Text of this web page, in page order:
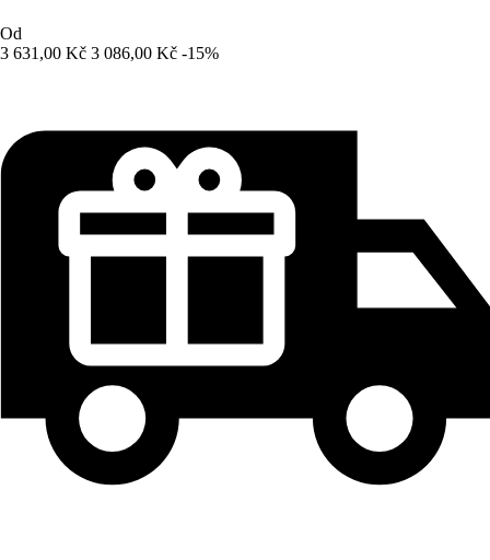
Od
3 631,00 Kč 3 086,00 Kč -15%